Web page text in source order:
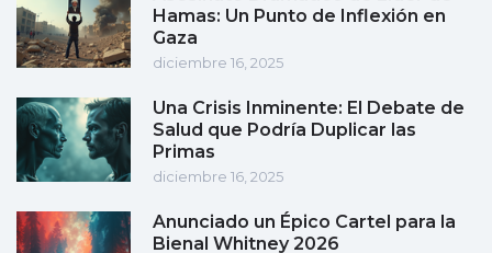
Hamas: Un Punto de Inflexión en
Gaza
diciembre 16, 2025
Una Crisis Inminente: El Debate de
Salud que Podría Duplicar las
Primas
diciembre 16, 2025
Anunciado un Épico Cartel para la
Bienal Whitney 2026